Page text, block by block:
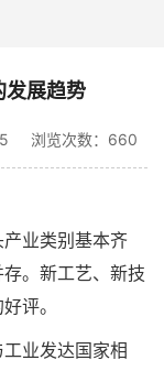
发展趋势
浏览次数：660
业类别基本齐
。新工艺、新技
评。
业发达国家相